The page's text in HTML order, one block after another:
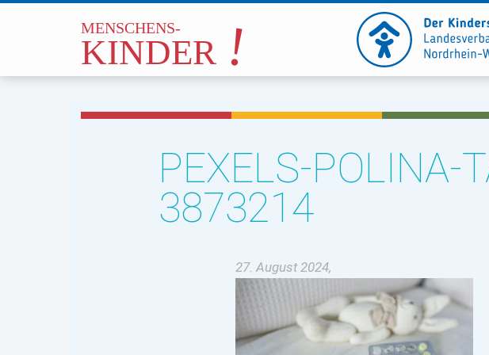
PEXELS-POLINA-
3873214
27. August 2024,